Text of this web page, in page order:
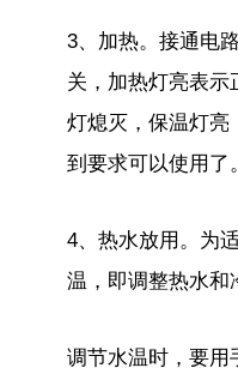
3、加热。接通电
关，加热灯亮表示
灯熄灭，保温灯亮
到要求可以使用了。
4、热水放用。为
温，即调整热水和
调节水温时，要用